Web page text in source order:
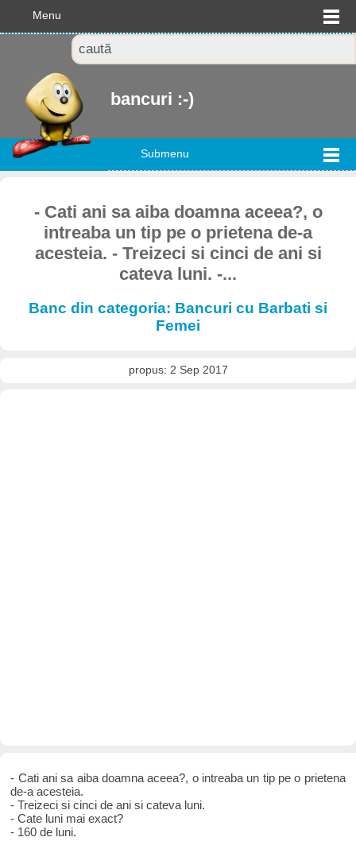
Menu
bancuri :-)
Submenu
- Cati ani sa aiba doamna aceea?, o
intreaba un tip pe o prietena de-a
acesteia. - Treizeci si cinci de ani si
cateva luni. -...
Banc din categoria: Bancuri cu Barbati si
Femei
propus: 2 Sep 2017
- Cati ani sa aiba doamna aceea?, o intreaba un tip pe o prietena
de-a acesteia.
- Treizeci si cinci de ani si cateva luni.
- Cate luni mai exact?
- 160 de luni.